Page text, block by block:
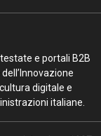
e portali B2B
digitale e
italiane.